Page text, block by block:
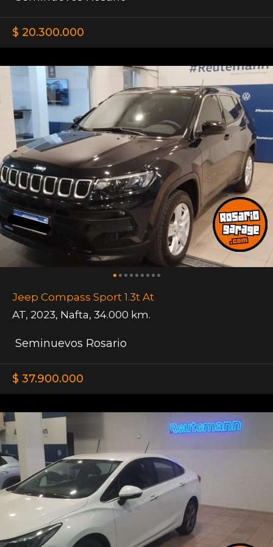
$ 20.300.000
Jeep Compass Sport 1.3t At
AT, 2023, Nafta, 34.000 km.
Seminuevos Rosario
$ 37.900.000